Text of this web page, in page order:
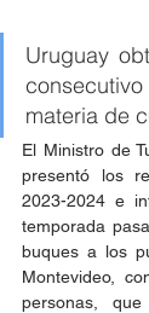
Uruguay
materia de
El Ministro de
presentó los
2023-2024 e
temporada
buques a los
Montevideo,
personas,